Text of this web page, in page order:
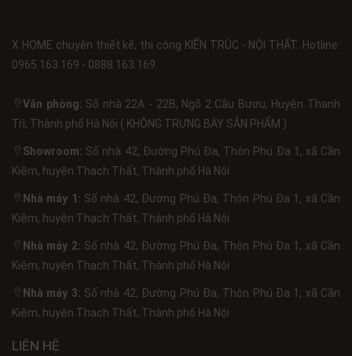
X HOME chuyên thiết kế, thi công KIẾN TRÚC - NỘI THẤT. Hotline:
0965.163.169 - 0888.163.169.
Văn phòng: Số nhà 22A - 22B, Ngõ 2 Cầu Bươu, Huyện Thanh
Trì, Thành phố Hà Nội ( KHÔNG TRƯNG BÀY SẢN PHẨM )
Showroom: Số nhà 42, Đường Phú Đa, Thôn Phú Đa 1, xã Cần
Kiệm, huyện Thạch Thất, Thành phố Hà Nội
Nhà máy 1: Số nhà 42, Đường Phú Đa, Thôn Phú Đa 1, xã Cần
Kiệm, huyện Thạch Thất, Thành phố Hà Nội
Nhà máy 2: Số nhà 42, Đường Phú Đa, Thôn Phú Đa 1, xã Cần
Kiệm, huyện Thạch Thất, Thành phố Hà Nội
Nhà máy 3: Số nhà 42, Đường Phú Đa, Thôn Phú Đa 1, xã Cần
Kiệm, huyện Thạch Thất, Thành phố Hà Nội
LIÊN HỆ